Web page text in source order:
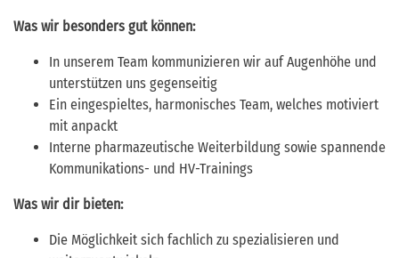
Was wir besonders gut können:
In unserem Team kommunizieren wir auf Augenhöhe und
unterstützen uns gegenseitig
Ein eingespieltes, harmonisches Team, welches motiviert
mit anpackt
Interne pharmazeutische Weiterbildung sowie spannende
Kommunikations- und HV-Trainings
Was wir dir bieten:
Die Möglichkeit sich fachlich zu spezialisieren und